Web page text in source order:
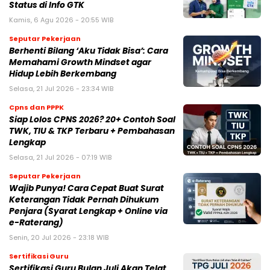
Status di Info GTK
Kamis, 6 Agu 2026 - 20:55 WIB
Seputar Pekerjaan
Berhenti Bilang ‘Aku Tidak Bisa’: Cara
Memahami Growth Mindset agar
Hidup Lebih Berkembang
Selasa, 21 Jul 2026 - 23:34 WIB
Cpns dan PPPK
Siap Lolos CPNS 2026? 20+ Contoh Soal
TWK, TIU & TKP Terbaru + Pembahasan
Lengkap
Selasa, 21 Jul 2026 - 07:19 WIB
Seputar Pekerjaan
Wajib Punya! Cara Cepat Buat Surat
Keterangan Tidak Pernah Dihukum
Penjara (Syarat Lengkap + Online via
e-Raterang)
Senin, 20 Jul 2026 - 23:18 WIB
Sertifikasi Guru